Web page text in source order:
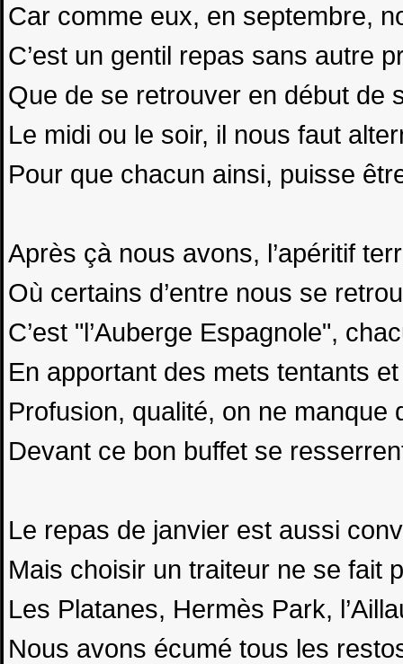
Car comme eux, en septembre,
C’est un gentil repas sans autre
Que de se retrouver en début de
Le midi ou le soir, il nous faut
Pour que chacun ainsi, puisse
Après çà nous avons, l’apéritif
Où certains d’entre nous se
C’est "l’Auberge Espagnole",
En apportant des mets tentants
Profusion, qualité, on ne manque
Devant ce bon buffet se
Le repas de janvier est aussi
Mais choisir un traiteur ne se fait
Les Platanes, Hermès Park,
Nous avons écumé tous les